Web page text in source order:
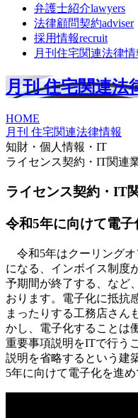
弁護士紹介lawyers
法律顧問契約adviser
採用情報recruit
月刊住宅関連法律情
月刊 住宅関連法
HOME
月刊 住宅関連法律情報
知財・個人情報・IT
ライセンス契約・IT関連
ライセンス契約・IT
令和5年に向けて電子
令和5年はクーリングオ
になる、インボイス制度
予期間が終了する、など
おります。電子化に抵抗
まったりする工務店さん
かし、電子化することは
重要事項説明をITで行う
説明を省略するという建
5年に向けて電子化を進め